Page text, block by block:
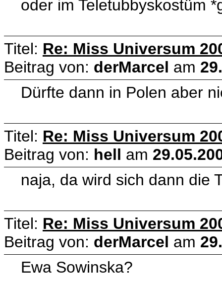
oder im Teletubbyskostüm
Titel: Re: Miss Universum
Beitrag von: derMarcel am
Dürfte dann in Polen aber
Titel: Re: Miss Universum
Beitrag von: hell am
naja, da wird sich dann die
Titel: Re: Miss Universum
Beitrag von: derMarcel am
Ewa Sowinska?